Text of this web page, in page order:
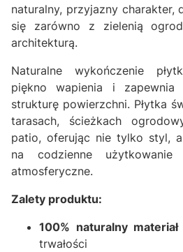
naturalny, przyjazny charakter,
się zarówno z zielenią
architekturą.
Naturalne wykończenie
piękno wapienia i zapewnia
strukturę powierzchni. Płytka
tarasach, ścieżkach
patio, oferując nie tylko styl,
na codzienne
atmosferyczne.
Zalety produktu:
100% naturalny materiał
trwałości